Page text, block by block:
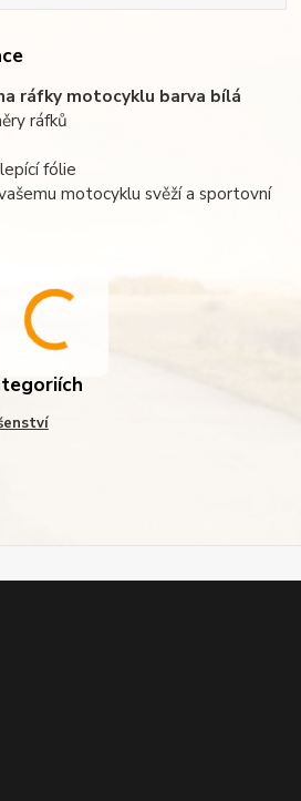
ráfky motocyklu barva bílá
ráfků
fólie
motocyklu svěží a sportovní